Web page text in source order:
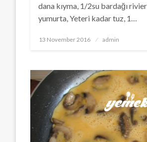
dana kıyma, 1/2su bardağı
yumurta, Yeteri kadar tuz, 1…
Posted
13 November 2016 admin